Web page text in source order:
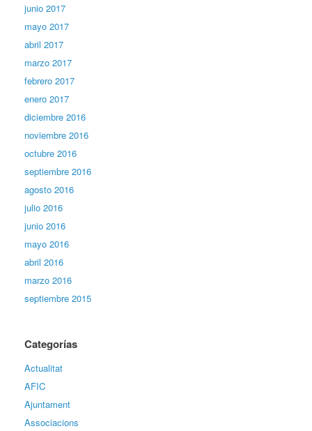
junio 2017
mayo 2017
abril 2017
marzo 2017
febrero 2017
enero 2017
diciembre 2016
noviembre 2016
octubre 2016
septiembre 2016
agosto 2016
julio 2016
junio 2016
mayo 2016
abril 2016
marzo 2016
septiembre 2015
Categorías
Actualitat
AFIC
Ajuntament
Associacions